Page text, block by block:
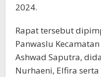
2024.
Rapat tersebut
Panwaslu
Ashwad Saputra,
Nurhaeni, Elfira